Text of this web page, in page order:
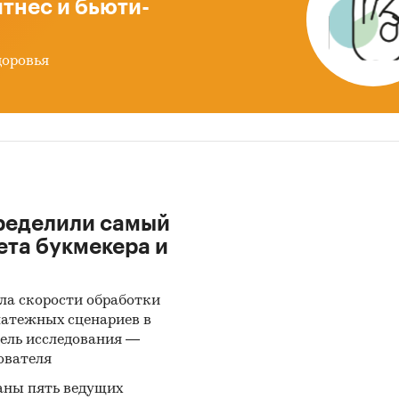
исследование рынка отопительных
приборов содержит данные о
по следующим видам:
отопительные электрические
экспорт отопительных электрических
отопительных электрических приборов по
кодам ТН ВЭД. Представлена
и экспорта продукции за
и денежном выражении с детализацией в
также динамика средневзвешенной стоимости.
и бьюти-
самый
букмекера и
скорости обработки
сценариев в
исследования —
пять ведущих